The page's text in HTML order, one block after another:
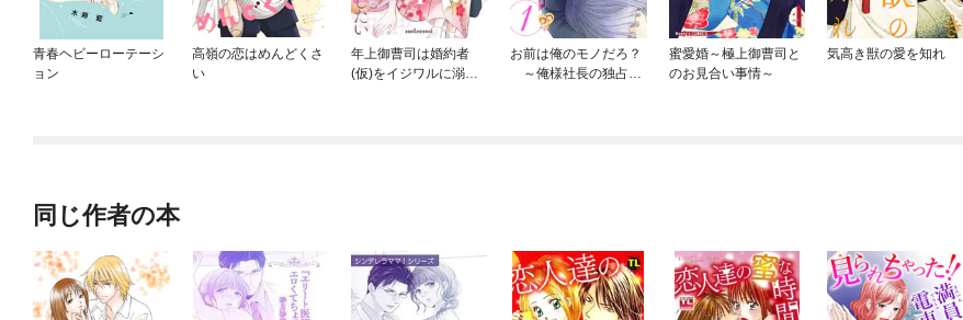
青春ヘビーローテーシ
ョン
高嶺の恋はめんどくさ
い
年上御曹司は婚約者
(仮)をイジワルに溺愛
お前は俺のモノだろ？
～俺様社長の独占溺
蜜愛婚～極上御曹司と
のお見合い事情～
気高き獣の愛を知れ
同じ作者の本